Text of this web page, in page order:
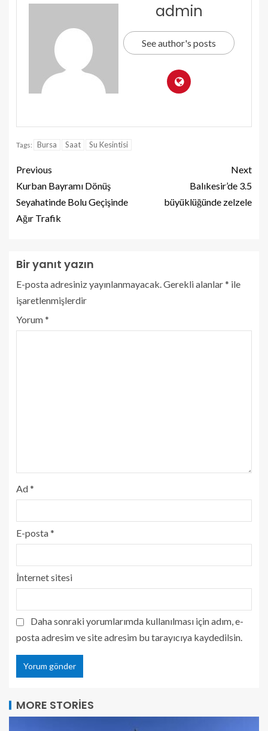
admin
See author's posts
Tags: Bursa Saat Su Kesintisi
Previous
Kurban Bayramı Dönüş
Seyahatinde Bolu Geçişinde
Ağır Trafik
Next
Balıkesir’de 3.5
büyüklüğünde zelzele
Bir yanıt yazın
E-posta adresiniz yayınlanmayacak. Gerekli alanlar* ile
işaretlenmişlerdir
Yorum*
Ad*
E-posta*
İnternet sitesi
Daha sonraki yorumlarımda kullanılması için adım, e-
posta adresim ve site adresim bu tarayıcıya kaydedilsin.
MORE STORIES